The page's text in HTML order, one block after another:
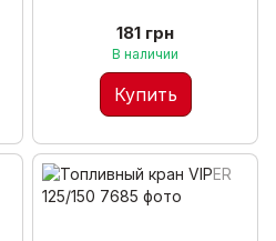
181 грн
В наличии
Купить